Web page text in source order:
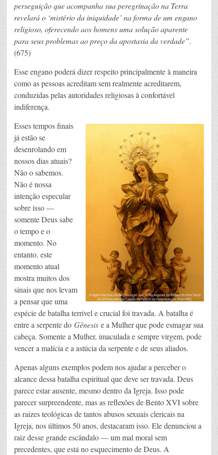
perseguição que acompanha sua peregrinação na Terra
revelará o ‘mistério da iniquidade’ na forma de um engano
religioso, oferecendo aos homens uma solução aparente
para seus problemas ao preço da apostasia da verdade”.
(675)
Esse engano poderá dizer respeito principalmente à maneira
como as pessoas acreditam sem realmente acreditarem,
conduzidas pelas autoridades religiosas à confortável
indiferença.
Esses tempos finais
já estão se
desenrolando em
nossos dias atuais?
Não o sabemos.
Não é nossa
intenção especular
sobre isso —
somente Deus sabe
o tempo e o
momento. No
entanto, este
momento atual
mostra muitos dos
sinais que nos levam
a pensar que uma
espécie de batalha terrível e crucial foi travada. A batalha é
entre a serpente do Gênesis e a Mulher que pode esmagar sua
cabeça. Somente a Mulher, imaculada e sempre virgem, pode
vencer a malícia e a astúcia da serpente e de seus aliados.
Apenas alguns exemplos podem nos ajudar a perceber o
alcance dessa batalha espiritual que deve ser travada. Deus
parece estar ausente, mesmo dentro da Igreja. Isso pode
parecer surpreendente, mas as reflexões de Bento XVI sobre
as raízes teológicas de tantos abusos sexuais clericais na
Igreja, nos últimos 50 anos, destacaram isso. Ele denunciou a
raiz desse grande escândalo — um mal moral sem
precedentes, que está no esquecimento de Deus. A